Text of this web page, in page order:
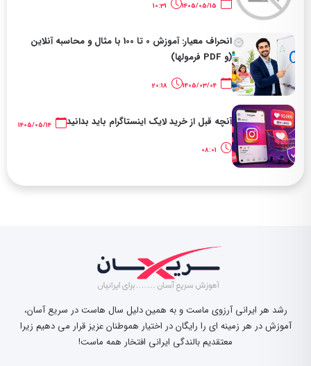
انحراف معیار: آموزش 0 تا 100 با مثال و محاسبه آنلاین
(و PDF فرمولها)
20:18
آنچه قبل از خرید لایک اینستاگرام باید بدانید
رشد هر ایرانی آرزوی ماست و به همین دلیل سال هاست در سریع آسان،
آموزش در هر زمینه ای را رایگان در اختیار هموطنان عزیز قرار می دهیم زیرا
معتقدیم بالندگی ایرانی افتخار همه ماست!